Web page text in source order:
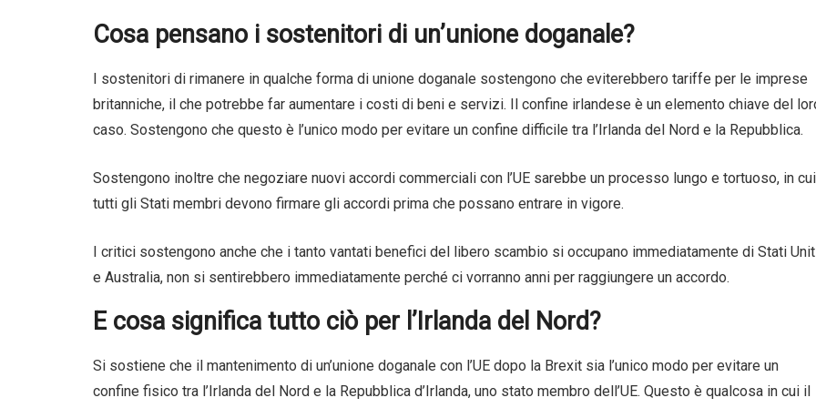
Cosa pensano i sostenitori di un’unione doganale?
I sostenitori di rimanere in qualche forma di unione doganale sostengono che eviterebbero tariffe per le imprese
britanniche, il che potrebbe far aumentare i costi di beni e servizi. Il confine irlandese è un elemento chiave del
caso. Sostengono che questo è l’unico modo per evitare un confine difficile tra l’Irlanda del Nord e la Repubblica.
Sostengono inoltre che negoziare nuovi accordi commerciali con l’UE sarebbe un processo lungo e tortuoso, in cui
tutti gli Stati membri devono firmare gli accordi prima che possano entrare in vigore.
I critici sostengono anche che i tanto vantati benefici del libero scambio si occupano immediatamente di Stati
e Australia, non si sentirebbero immediatamente perché ci vorranno anni per raggiungere un accordo.
E cosa significa tutto ciò per l’Irlanda del Nord?
Si sostiene che il mantenimento di un’unione doganale con l’UE dopo la Brexit sia l’unico modo per evitare un
confine fisico tra l’Irlanda del Nord e la Repubblica d’Irlanda, uno stato membro dell’UE. Questo è qualcosa in cui il